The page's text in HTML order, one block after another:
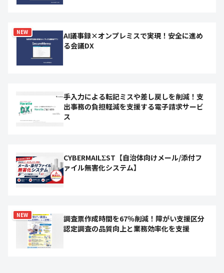
NEW
AI議事録×オンプレミスで実現！安全に進め
る会議DX
手入力による転記ミスや差し戻しを削減！支
出事務の負担軽減を支援する電子請求サービ
ス
CYBERMAILΣST【自治体向けメール/添付フ
ァイル無害化システム】
NEW
調査票作成時間を67％削減！障がい支援区分
認定調査の品質向上と業務効率化を支援